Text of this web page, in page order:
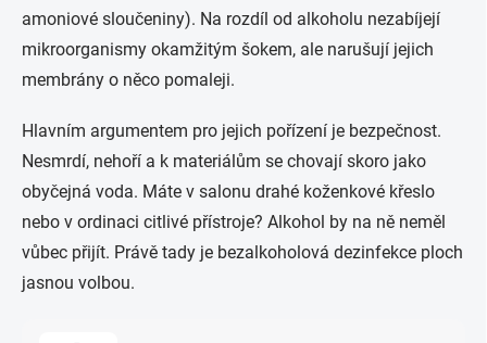
amoniové sloučeniny). Na rozdíl od alkoholu nezabíjejí
mikroorganismy okamžitým šokem, ale narušují jejich
membrány o něco pomaleji.
Hlavním argumentem pro jejich pořízení je bezpečnost.
Nesmrdí, nehoří a k materiálům se chovají skoro jako
obyčejná voda. Máte v salonu drahé koženkové křeslo
nebo v ordinaci citlivé přístroje? Alkohol by na ně neměl
vůbec přijít. Právě tady je bezalkoholová dezinfekce ploch
jasnou volbou.